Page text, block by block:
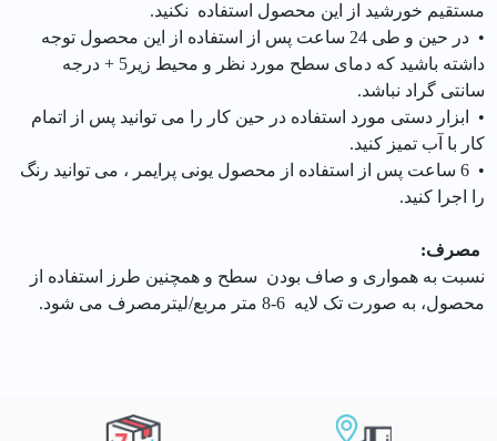
مستقیم خورشید از این محصول استفاده نکنید.
• در حین و طی 24 ساعت پس از استفاده از این محصول توجه
داشته باشید که دمای سطح مورد نظر و محیط زیر5 + درجه
سانتی گراد نباشد.
• ابزار دستی مورد استفاده در حین کار را می توانید پس از اتمام
کار با آب تمیز کنید.
• 6 ساعت پس از استفاده از محصول یونی پرایمر ، می توانید رنگ
را اجرا کنید.
مصرف:
نسبت به همواری و صاف بودن سطح و همچنین طرز استفاده از
محصول، به صورت تک لایه 6-8 متر مربع/لیترمصرف می شود.